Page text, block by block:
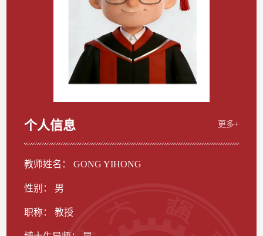
个人信息 更多+
教师姓名： GONG YIHONG
性别： 男
职称： 教授